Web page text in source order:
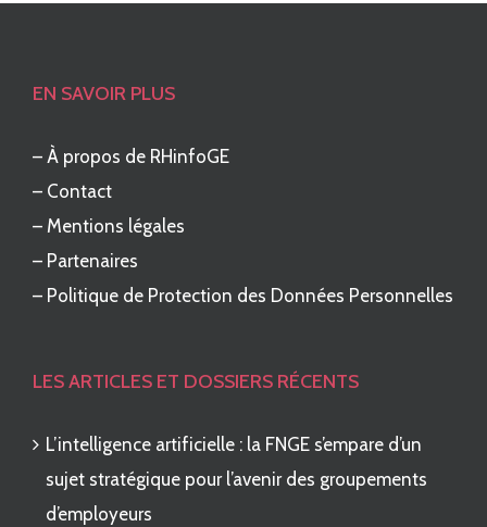
EN SAVOIR PLUS
– À propos de RHinfoGE
– Contact
– Mentions légales
– Partenaires
– Politique de Protection des Données Personnelles
LES ARTICLES ET DOSSIERS RÉCENTS
L’intelligence artificielle : la FNGE s’empare d’un
sujet stratégique pour l’avenir des groupements
d’employeurs